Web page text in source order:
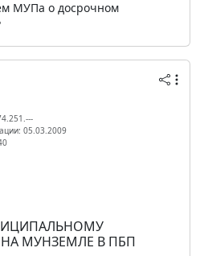
МУПа о досрочном
05.03.2009
МУНЗЕМЛЕ В ПБП